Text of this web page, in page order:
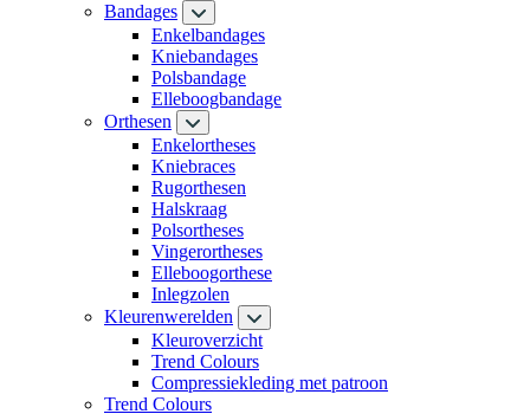
Bandages
Enkelbandages
Kniebandages
Polsbandage
Elleboogbandage
Orthesen
Enkelortheses
Kniebraces
Rugorthesen
Halskraag
Polsortheses
Vingerortheses
Elleboogorthese
Inlegzolen
Kleurenwerelden
Kleuroverzicht
Trend Colours
Compressiekleding met patroon
Trend Colours